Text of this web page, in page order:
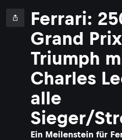
Ferrari:
Grand
Triumph
Charles
alle
Sieger/
Ein Meilenstein für